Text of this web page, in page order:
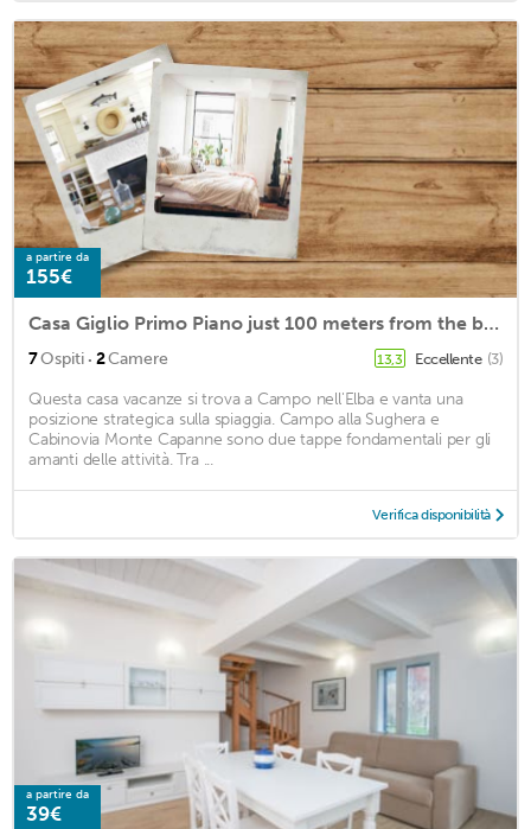
a partire da
155€
Casa Giglio Primo Piano just 100 meters from the beach - Fetovaia
7Ospiti · 2Camere 13,3 Eccellente (3)
Questa casa vacanze si trova a Campo nell'Elba e vanta una
posizione strategica sulla spiaggia. Campo alla Sughera e
Cabinovia Monte Capanne sono due tappe fondamentali per gli
amanti delle attività. Tra ...
Verifica disponibilità
a partire da
39€